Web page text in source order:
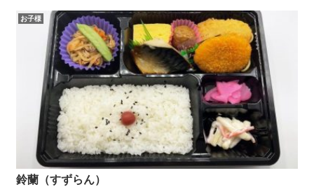
お子様
鈴蘭（すずらん）